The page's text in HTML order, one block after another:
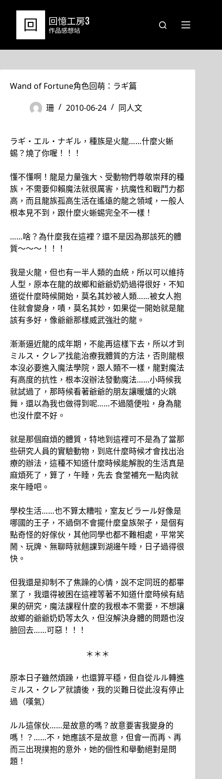
Wand of Fortune角色回萌：ラギ篇
珊
2010-06-24 同人文
ラギ・エル・ナギル，種族是火龍……什麼火蜥
蜴？燒了你喔！！！
懂不懂啊！龍是力量強大、受動物們尊敬崇拜的種
族，不需要仰賴魔法就很厲害，抗魔性和戰鬥力都
高，而且龍族孤高生活在遙遠的龍之領域，一般人
根本見不到，跟什麼火蜥蜴完全不一樣！
……啥？為什麼我在這裡？還不是因為那該死的體
質～～～！！！
我是火龍，但也有一半人類的血統，所以可以維持
人型，原本在龍的故鄉和爺爺奶奶過得很好，不知
道從什麼時候開始，莫名其妙被人類……被女人抱
住就會變身，嘖，莫名其妙，如果從一開始就是龍
該有多好，像爺爺那樣威武強壯的龍。
漸漸逼近龍的成年期，不能再這樣下去，所以才到
ミルス・クレア找能治療我體質的方法，否則龍根
本沒必要進入魔法學院，跟人類不一樣，龍對魔法
有高度的抗性，根本沒辦法發動魔法……小時候我
就試過了，那時候看著爺爺的朋友讓暖爐的火跳
舞，還以為我也做得到呢……不過隨便啦，身為龍
也沒什麼不好。
就是那個麻煩的體質，特地到這裡可不是為了當那
些研究人員的實驗動物，到底什麼時候才會找出治
療的辦法，這種不知道什麼時候能解脫的生活真是
麻煩死了，算了，午睡，先去 食堂補充一點肉就
來午睡吧。
學校生活……也不算太糟啦，室友ビラール好像是
哪國的王子，不過倒不會擺什麼皇族架子，是個有
點奇怪的好傢伙，其他同學也都不難相處，平常笑
鬧、玩牌、無聊時就翹課到湖邊午睡，日子過得很
快。
但我還是抑制不了焦躁的心情，說不定同班的都畢
業了，我還得被困在這裡等著不知道什麼時候有結
果的研究，魔法課程什麼的我根本不需要，不想讓
故鄉的爺爺奶奶等太久，但沒解決身體的問題也沒
臉回去……可惡！！！
＊＊＊
原本日子雖然煩躁，也還算平穩，但自從ルル轉進
ミルス・クレア就讀後，我的災難日從此沒有停止
過（嘆氣）
ルル這傢伙……是故意的嗎？故意要害我變身的
嗎！？……不，她應該不是故意，但會一而再、再
而三出現撲抱的意外，她的個性和舉動絕對是問
題！